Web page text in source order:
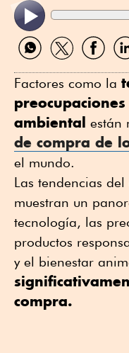
Compartir
por
Compartir
por
Compartir
por
por
Factores como la
ambiental están
de compra de
el mundo.
Las tendencias
muestran un
tecnología, las
productos
y el bienestar
compra.